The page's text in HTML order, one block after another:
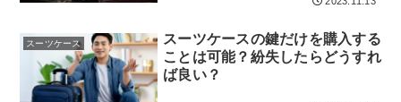
スーツケース
スーツケースの鍵だけを購入する
ことは可能？紛失したらどうすれ
ば良い？